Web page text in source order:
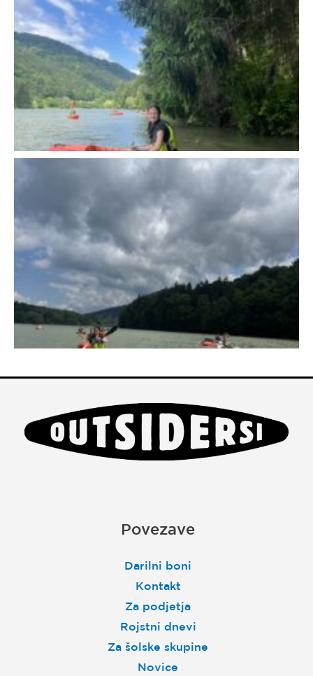
Povezave
Darilni boni
Kontakt
Za podjetja
Rojstni dnevi
Za šolske skupine
Novice